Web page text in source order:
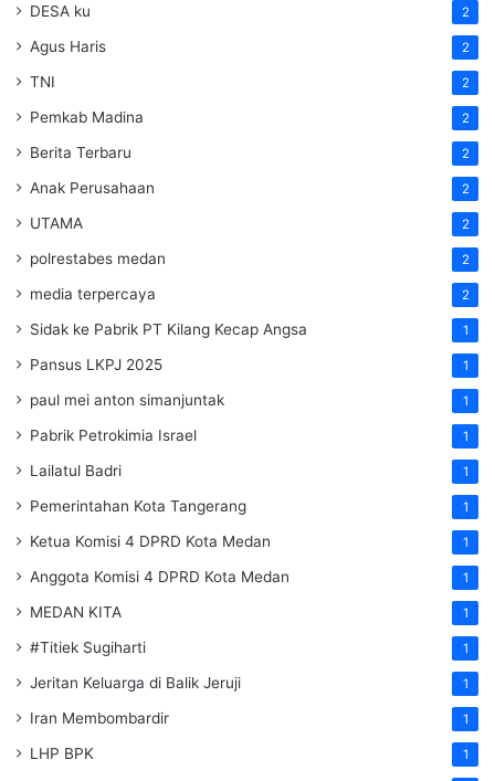
DESA ku 2
Agus Haris 2
TNI 2
Pemkab Madina 2
Berita Terbaru 2
Anak Perusahaan 2
UTAMA 2
polrestabes medan 2
media terpercaya 2
Sidak ke Pabrik PT Kilang Kecap Angsa 1
Pansus LKPJ 2025 1
paul mei anton simanjuntak 1
Pabrik Petrokimia Israel 1
Lailatul Badri 1
Pemerintahan Kota Tangerang 1
Ketua Komisi 4 DPRD Kota Medan 1
Anggota Komisi 4 DPRD Kota Medan 1
MEDAN KITA 1
#Titiek Sugiharti 1
Jeritan Keluarga di Balik Jeruji 1
Iran Membombardir 1
LHP BPK 1